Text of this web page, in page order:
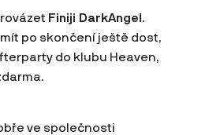
Finiji DarkAngel.
po skončení ještě dost,
do klubu Heaven,
ve společnosti